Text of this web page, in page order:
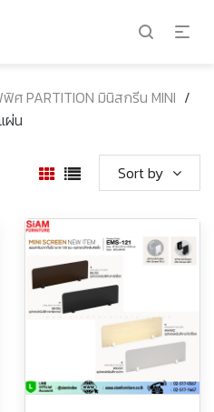
ศ PARTITION มินิสกรีน MINI /
ผ่น
Sort by